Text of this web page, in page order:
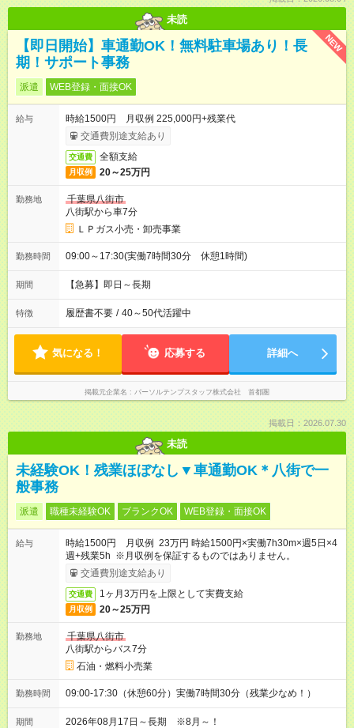
未読
NEW
【即日開始】車通勤OK！無料駐車場あり！長
期！サポート事務
派遣 WEB登録・面接OK
給与
時給1500円 月収例 225,000円+残業代
交通費別途支給あり
交通費 全額支給
月収例 20～25万円
勤務地
千葉県八街市
八街駅から車7分
ＬＰガス小売・卸売事業
勤務時間 09:00～17:30(実働7時間30分 休憩1時間)
期間 【急募】即日～長期
特徴 履歴書不要 / 40～50代活躍中
気になる！ 応募する 詳細へ
掲載元企業名 パーソルテンプスタッフ株式会社 首都圏
掲載日：2026.07.30
未読
未経験OK！残業ほぼなし▼車通勤OK＊八街で一
般事務
派遣 職種未経験OK ブランクOK WEB登録・面接OK
給与
時給1500円 月収例 23万円 時給1500円×実働7h30m×週5日×4
週+残業5h ※月収例を保証するものではありません。
交通費別途支給あり
交通費 1ヶ月3万円を上限として実費支給
月収例 20～25万円
勤務地
千葉県八街市
八街駅からバス7分
石油・燃料小売業
勤務時間 09:00-17:30（休憩60分）実働7時間30分（残業少なめ！）
期間 2026年08月17日～長期 ※8月～！